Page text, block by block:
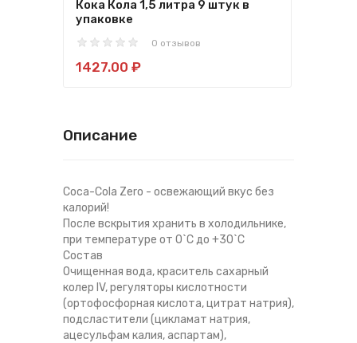
Кока Кола 1,5 литра 9 штук в
упаковке
0 отзывов
1427.00 ₽
Описание
Coca-Cola Zero - освежающий вкус без
калорий!
После вскрытия хранить в холодильнике,
при температуре от 0`С до +30`С
Состав
Очищенная вода, краситель сахарный
колер IV, регуляторы кислотности
(ортофосфорная кислота, цитрат натрия),
подсластители (цикламат натрия,
ацесульфам калия, аспартам),